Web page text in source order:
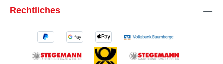
Rechtliches